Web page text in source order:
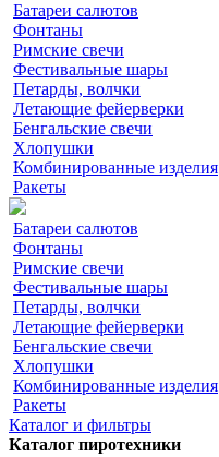
Батареи салютов
Фонтаны
Римские свечи
Фестивальные шары
Петарды, волчки
Летающие фейерверки
Бенгальские свечи
Хлопушки
Комбинированные изделия
Ракеты
Батареи салютов
Фонтаны
Римские свечи
Фестивальные шары
Петарды, волчки
Летающие фейерверки
Бенгальские свечи
Хлопушки
Комбинированные изделия
Ракеты
Каталог и фильтры
Каталог пиротехники